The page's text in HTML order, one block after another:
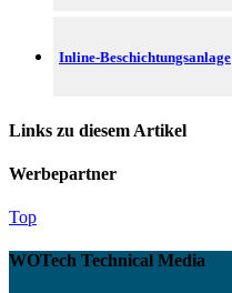
Inline-Beschichtungsanlage
Links zu diesem Artikel
Werbepartner
Top
WOTech Technical Media